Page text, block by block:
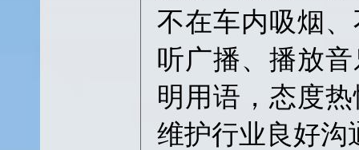
不在车内吸烟
听广播、播放
明用语，态度
维护行业良好沟